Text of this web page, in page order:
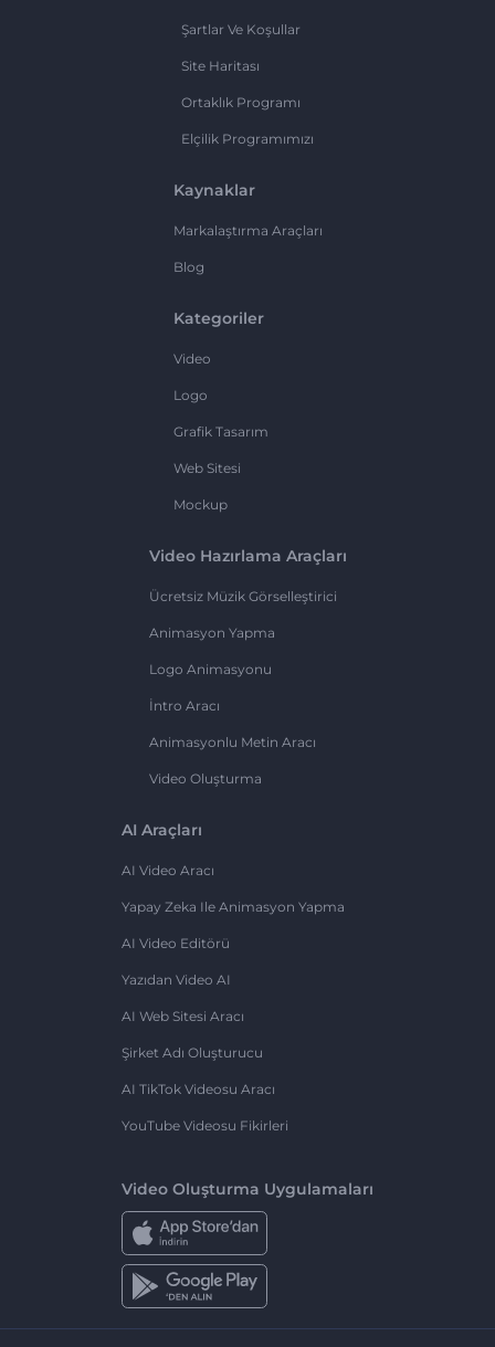
Şartlar Ve Koşullar
Site Haritası
Ortaklık Programı
Elçilik Programımızı
Kaynaklar
Markalaştırma Araçları
Blog
Kategoriler
Video
Logo
Grafik Tasarım
Web Sitesi
Mockup
Video Hazırlama Araçları
Ücretsiz Müzik Görselleştirici
Animasyon Yapma
Logo Animasyonu
İntro Aracı
Animasyonlu Metin Aracı
Video Oluşturma
AI Araçları
AI Video Aracı
Yapay Zeka Ile Animasyon Yapma
AI Video Editörü
Yazıdan Video AI
AI Web Sitesi Aracı
Şirket Adı Oluşturucu
AI TikTok Videosu Aracı
YouTube Videosu Fikirleri
Video Oluşturma Uygulamaları